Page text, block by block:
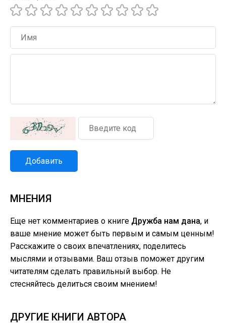
Добавить
МНЕНИЯ
Еще нет комментариев о книге Дружба нам дана, и
ваше мнение может быть первым и самым ценным!
Расскажите о своих впечатлениях, поделитесь
мыслями и отзывами. Ваш отзыв поможет другим
читателям сделать правильный выбор. Не
стесняйтесь делиться своим мнением!
ДРУГИЕ КНИГИ АВТОРА